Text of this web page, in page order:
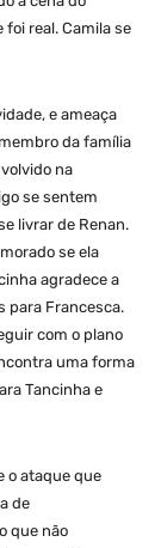
real. Camila se
e ameaça
da família
na
se sentem
livrar de Renan.
se ela
agradece a
para Francesca.
com o plano
uma forma
Tancinha e
o ataque que
de
que não